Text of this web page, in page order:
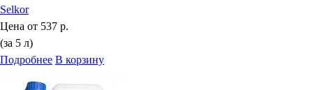
Selkor
Цена от 537 р.
(за 5 л)
Подробнее В корзину